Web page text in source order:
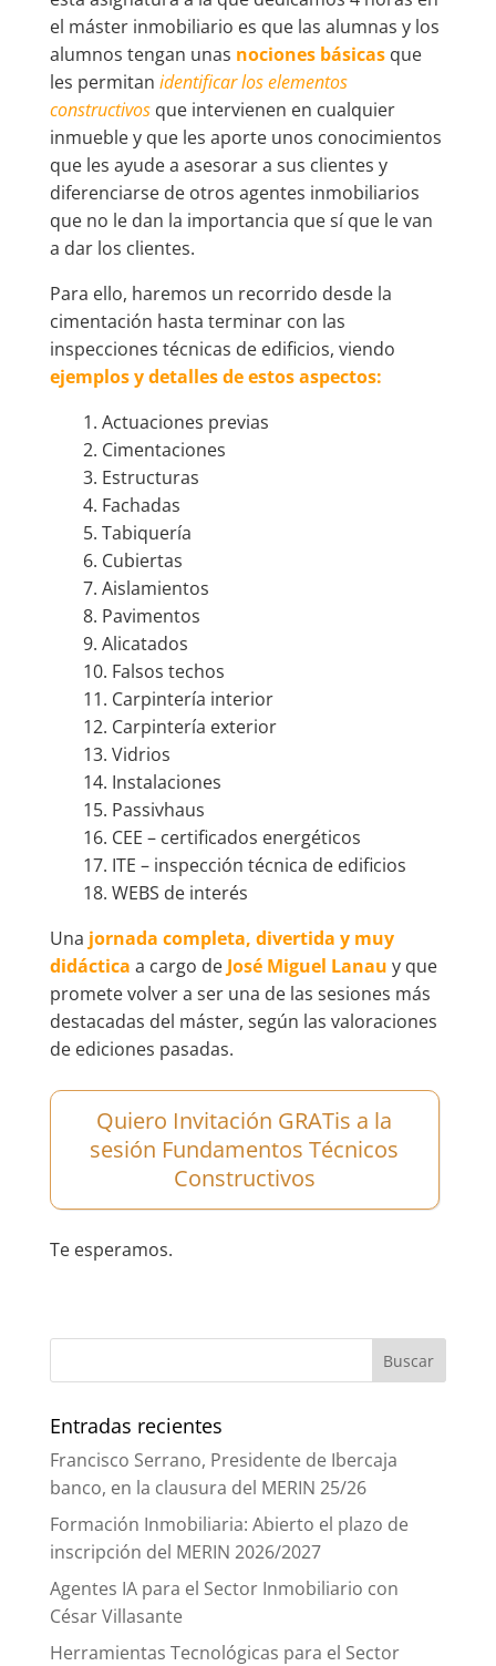
el máster inmobiliario es que las alumnas y los
alumnos tengan unas nociones básicas que
les permitan identificar los elementos
constructivosque intervienen en cualquier
inmueble y que les aporte unos conocimientos
que les ayude a asesorar a sus clientes y
diferenciarse de otros agentes inmobiliarios
que no le dan la importancia que sí que le van
a dar los clientes.
Para ello, haremos un recorrido desde la
cimentación hasta terminar con las
inspecciones técnicas de edificios, viendo
ejemplos y detalles de estos aspectos:
1. Actuaciones previas
2. Cimentaciones
3. Estructuras
4. Fachadas
5. Tabiquería
6. Cubiertas
7. Aislamientos
8. Pavimentos
9. Alicatados
10. Falsos techos
11. Carpintería interior
12. Carpintería exterior
13. Vidrios
14. Instalaciones
15. Passivhaus
16. CEE – certificados energéticos
17. ITE – inspección técnica de edificios
18. WEBS de interés
Una jornada completa, divertida y muy
didáctica a cargo deJosé Miguel Lanau y que
promete volver a ser una de las sesiones más
destacadas del máster, según las valoraciones
de ediciones pasadas.
Quiero Invitación GRATis a la
sesión Fundamentos Técnicos
Constructivos
Te esperamos.
Entradas recientes
Francisco Serrano, Presidente de Ibercaja
banco, en la clausura del MERIN 25/26
Formación Inmobiliaria: Abierto el plazo de
inscripción del MERIN 2026/2027
Agentes IA para el Sector Inmobiliario con
César Villasante
Herramientas Tecnológicas para el Sector